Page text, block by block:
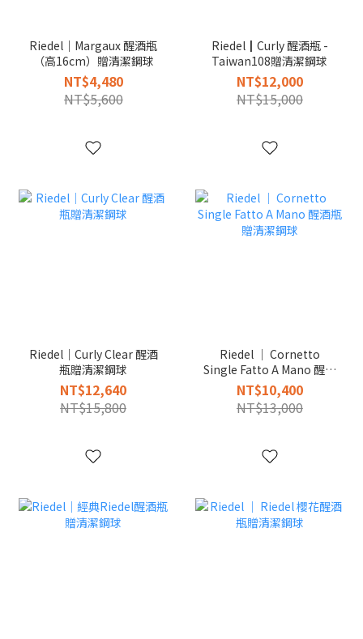
Riedel｜Margaux 醒酒瓶
（高16cm）贈清潔鋼球
NT$4,480
NT$5,600
Riedel┃Curly 醒酒瓶 -
Taiwan108贈清潔鋼球
NT$12,000
NT$15,000
Riedel｜Curly Clear 醒酒
瓶贈清潔鋼球
NT$12,640
NT$15,800
Riedel │ Cornetto
Single Fatto A Mano 醒酒
瓶贈清潔鋼球
NT$10,400
NT$13,000